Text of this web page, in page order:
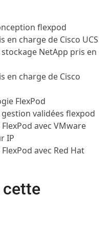
flexpod
charge de Cisco UCS
NetApp pris en
en charge de Cisco
FlexPod
validées flexpod
avec VMware
IP
avec Red Hat
cette